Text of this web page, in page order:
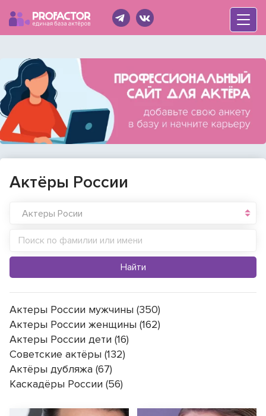
Войти
Актёры России
Aктеры Росии
Найти
Актеры России мужчины (350)
Актеры России женщины (162)
Актеры России дети (16)
Советские актёры (132)
Актёры дубляжа (67)
Каскадёры России (56)